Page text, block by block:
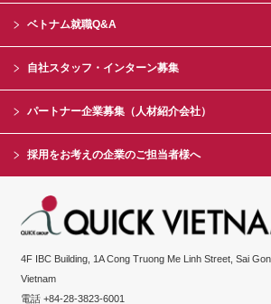
ベトナム就職Q&A
自社スタッフ・インターン募集
パートナー企業募集（人材紹介会社）
採用をお考えの企業のご担当者様へ
4F IBC Building, 1A Cong Truong Me Linh Street, Sai
Vietnam
電話 +84-28-3823-6001